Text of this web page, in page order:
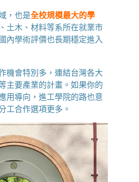
，也是全校規模最大的學
土木、材料等系所在就業市
內學術評價也長期穩定進入
機會特別多 ，連結台灣各大
主要產業的計畫。如果你的
用導向，進工學院的路也意
工合作選項更多。